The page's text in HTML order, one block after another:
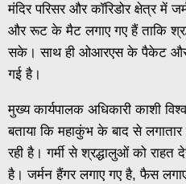
मंदिर परिसर और कॉरिडोर क्षेत्र
और रूट के मैट लगाए गए हैं ताकि
सके। साथ ही ओआरएस के पैकेट और
गई है।
मुख्य कार्यपालक अधिकारी काशी
बताया कि महाकुंभ के बाद से
रही है। गर्मी से श्रद्धालुओं को
है। जर्मन हैंगर लगाए गए है, फैस